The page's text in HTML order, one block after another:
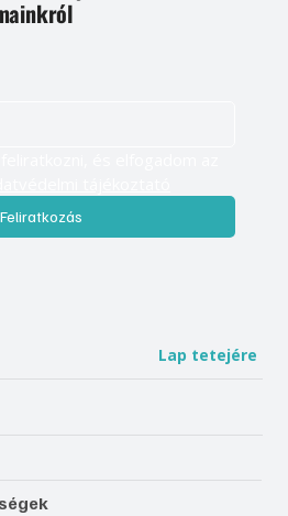
Feliratkozás
Lap tetejére